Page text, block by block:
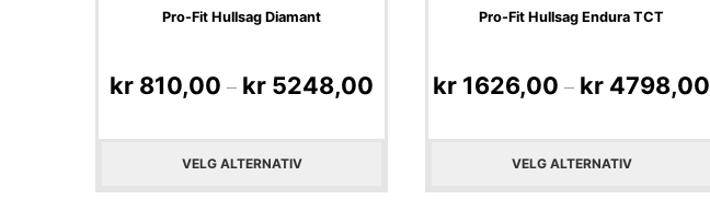
Pro-Fit Hullsag Diamant
kr 810,00 – kr 5248,00
VELG ALTERNATIV
Pro-Fit Hullsag Endura TCT
kr 1626,00 – kr 4798,00
VELG ALTERNATIV